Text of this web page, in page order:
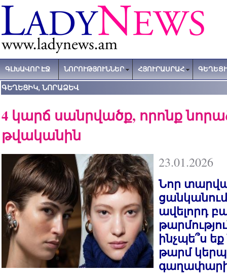
ԳԼԽԱՎՈՐ ԷՋ ՆՈՐՈՒԹՅՈՒՆՆԵՐ ՀՅՈՒՐԱՍՐԱՀ
ԳԵՂԵՑԻԿ, ՆՈՐԱՁԵՎ
4 կարճ սանրվածք, որոնք
թվականին
23.01.2026
Նոր
ավելորդ
ինչպե՞ս
թարմ